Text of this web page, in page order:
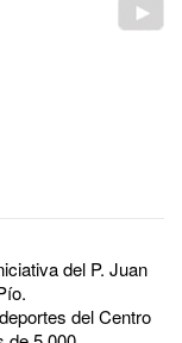
del P. Juan
del Centro